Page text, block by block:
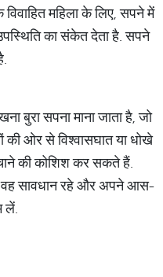
महिला के लिए, सपने में
का संकेत देता है. सपने
बुरा सपना माना जाता है, जो
की ओर से विश्वासघात या धोखे
की कोशिश कर सकते हैं.
वह सावधान रहे और अपने आस-
लें.